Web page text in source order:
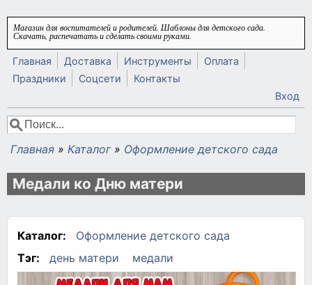
Перейти к основному содержанию
Магазин для воспитателей и родителей. Шаблоны для детского сада.
Скачать, распечатать и сделать своими руками.
Главная Доставка Инструменты
Оплата
Праздники
Соцсети
Контакты
Вход
Форма поиска
Поиск
Вы здесь
Главная » Каталог » Оформление детского сада
Медали ко Дню матери
Каталог:
Оформление детского сада
Тэг:
день матери медали